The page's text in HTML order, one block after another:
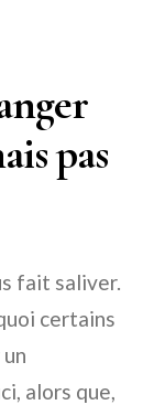
pas
fait saliver.
certains
alors que,